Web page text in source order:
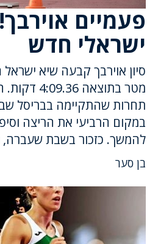
פעמיים
ישראלי חדש
מטר
תחרות שהתקיימה בבריסל
במקום הרביעי את הריצה
להמשך. כזכור בשבת שעברה,
בן סער